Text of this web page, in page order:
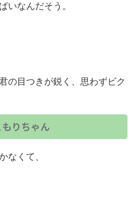
いなんだそう。
の目つきが鋭く、思わずビク
りちゃん
なくて、